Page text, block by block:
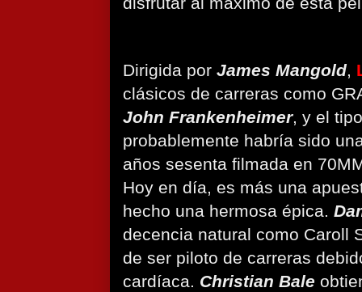
Dirigida por James Mangold,
clásicos de carreras como
John Frankenheimer, y el
probablemente habría sido
años sesenta filmada en
Hoy en día, es más una
hecho una hermosa épica.
decencia natural como Caroll
de ser piloto de carreras
cardíaca. Christian Bale